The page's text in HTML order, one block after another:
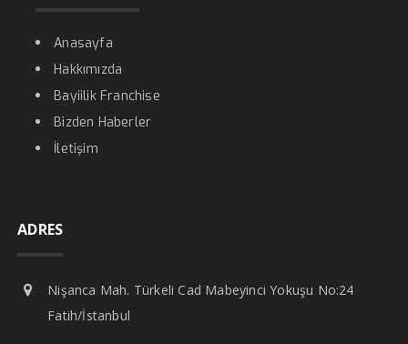
Anasayfa
Hakkımızda
Bayiilik Franchise
Bizden Haberler
İletişim
ADRES
Nişanca Mah. Türkeli Cad Mabeyinci Yokuşu No:24
Fatih/İstanbul